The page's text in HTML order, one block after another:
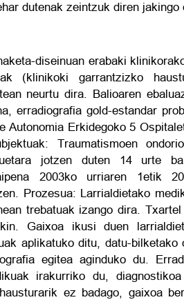
dutenak zeintzuk diren jakingo
diseinuan erabaki
(klinikoki garrantzizko
neurtu dira. Balioaren
erradiografia gold-estandar
Autonomia Erkidegoko 5
Traumatismoen
jotzen duten 14 urte
2003ko urriaren 1etik
Prozesua: Larrialdietako
trebatuak izango dira.
Gaixoa ikusi duen
aplikatuko ditu, datu-
egitea aginduko du.
irakurriko du,
ez badago, gaixoa